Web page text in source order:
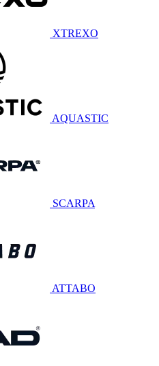
XTREXO
AQUASTIC
SCARPA
ATTABO